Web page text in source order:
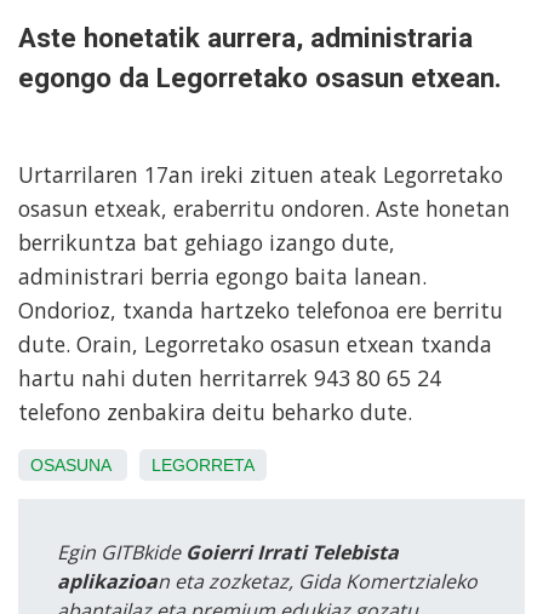
Aste honetatik aurrera, administraria
egongo da Legorretako osasun etxean.
Urtarrilaren 17an ireki zituen ateak Legorretako
osasun etxeak, eraberritu ondoren. Aste honetan
berrikuntza bat gehiago izango dute,
administrari berria egongo baita lanean.
Ondorioz, txanda hartzeko telefonoa ere berritu
dute. Orain, Legorretako osasun etxean txanda
hartu nahi duten herritarrek 943 80 65 24
telefono zenbakira deitu beharko dute.
OSASUNA LEGORRETA
Egin GITBkide Goierri Irrati Telebista
aplikazioan eta zozketaz, Gida Komertzialeko